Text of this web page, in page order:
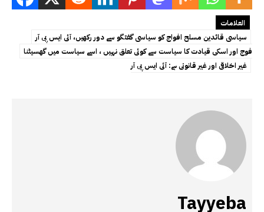
العلامات
سیاسی قائدین مسلح افواج کو سیاسی گفتگو سے دور رکھیں، آئی ایس پی آر
فوج اور اسکی قیادت کا سیاست سے کوئی تعلق نہیں ، اسے سیاست میں گھسیٹنا
غیر اخلاقی اور غیر قانونی ہے: آئی ایس پی آر
Tayyeba